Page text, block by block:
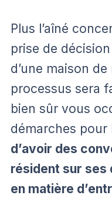
Plus l’aîné
prise de
d’une maison
processus sera
bien sûr vous
démarches pour
d’avoir des
résident sur
en matière